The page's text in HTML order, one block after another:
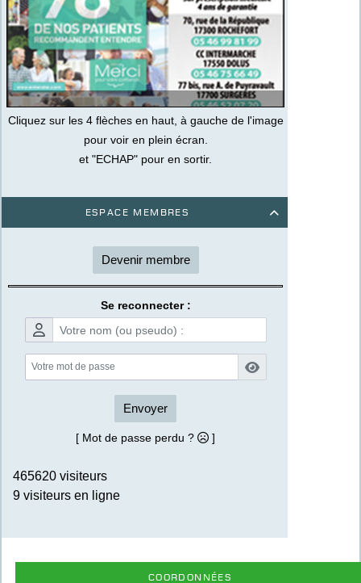
Cliquez sur les 4 flèches en haut, à gauche de l'image
pour voir en plein écran.
et "ECHAP" pour en sortir.

Espace membres
Devenir membre
Se reconnecter :
Envoyer
[ Mot de passe perdu ? ]
465620 visiteurs
9 visiteurs en ligne
Coordonnées